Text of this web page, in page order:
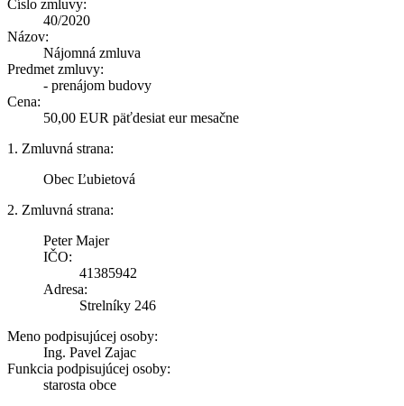
Číslo zmluvy:
40/2020
Názov:
Nájomná zmluva
Predmet zmluvy:
- prenájom budovy
Cena:
50,00 EUR päťdesiat eur mesačne
1. Zmluvná strana:
Obec Ľubietová
2. Zmluvná strana:
Peter Majer
IČO:
41385942
Adresa:
Strelníky 246
Meno podpisujúcej osoby:
Ing. Pavel Zajac
Funkcia podpisujúcej osoby:
starosta obce